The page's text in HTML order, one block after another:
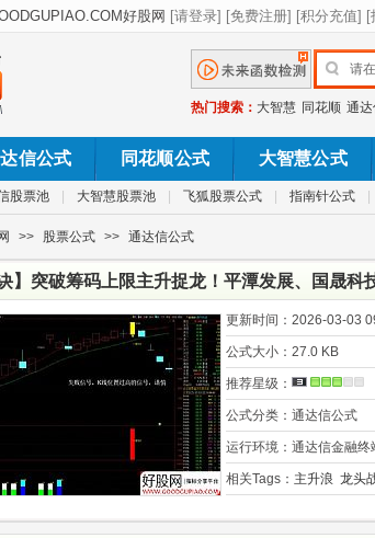
热门搜索： 大智慧 同花顺 通
信公式 同花顺公式 大智慧公式
股票池 大智慧股票池 飞狐股票公式 指南针公式
>> 股票公式 >> 通达信公式
】突破筹码上限主升捉龙！平潭发展、国晟科
更新时间： 2026-03-03
公式大小： 27.0 KB
推荐星级：
公式分类： 通达信公式
运行环境： 通达信金融终
相关Tags： 主升浪 龙头